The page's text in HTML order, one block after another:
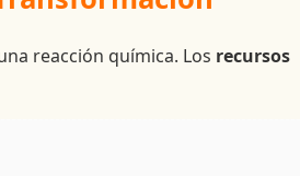
reacción química. Los recursos